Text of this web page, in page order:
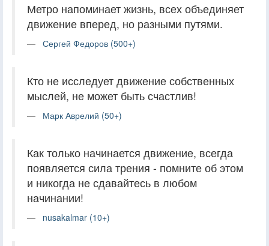
Метро напоминает жизнь, всех объединяет
движение вперед, но разными путями.
Сергей Федоров (500+)
Кто не исследует движение собственных
мыслей, не может быть счастлив!
Марк Аврелий (50+)
Как только начинается движение, всегда
появляется сила трения - помните об этом
и никогда не сдавайтесь в любом
начинании!
nusakalmar (10+)